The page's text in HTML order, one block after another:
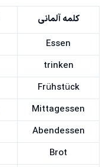
کلمه آلمانی
Essen
trinken
Frühstück
Mittagessen
Abendessen
Brot